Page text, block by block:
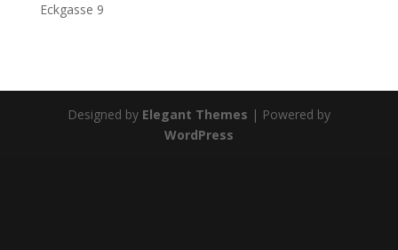
Eckgasse 9
Designed by Elegant Themes | Powered by
WordPress